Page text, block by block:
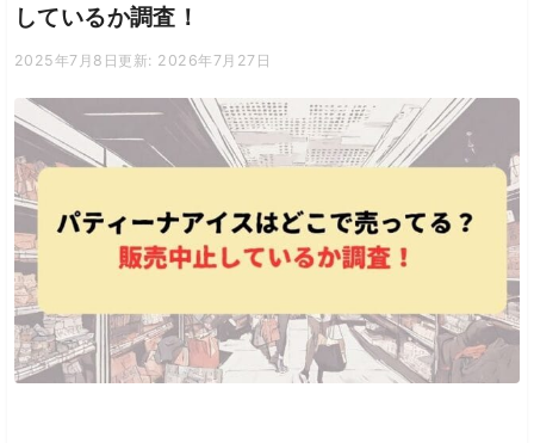
しているか調査！
2025年7月8日 更新: 2026年7月27日